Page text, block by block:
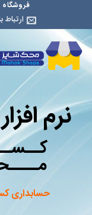
فروشگاه
ارتباط
نرم
حسابداری